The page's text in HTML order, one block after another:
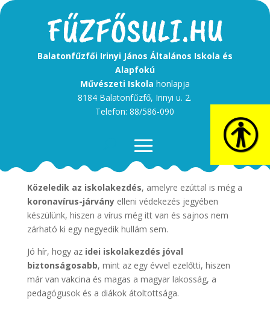
Balatonfűzfői Irinyi János Általános Iskola és
Alapfokú
Művészeti Iskola honlapja
8184 Balatonfűzfő, Irinyi u. 2.
Telefon: 88/586-090
Tisztelt Szülő!
Közeledik az iskolakezdés, amelyre ezúttal is még a
koronavírus-járványelleni védekezés jegyében
készülünk, hiszen a vírus még itt van és sajnos nem
zárható ki egy negyedik hullám sem.
Jó hír, hogy az idei iskolakezdés jóval
biztonságosabb, mint az egy évvel ezelőtti, hiszen
már van vakcina és magas a magyar lakosság, a
pedagógusok és a diákok átoltottsága.